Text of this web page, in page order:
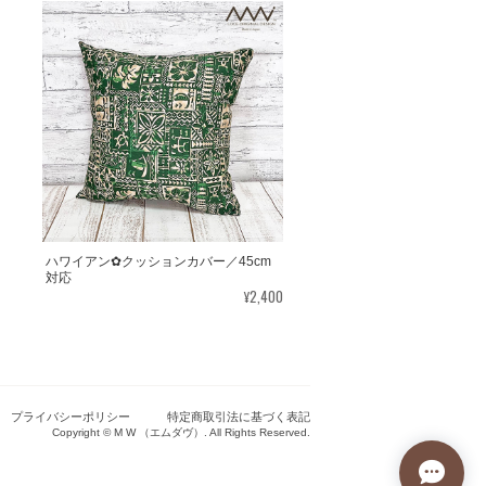
ハワイアン✿クッションカバー／45cm
対応
¥2,400
プライバシーポリシー 特定商取引法に基づく表記
Copyright © M W （エムダヴ）. All Rights Reserved.